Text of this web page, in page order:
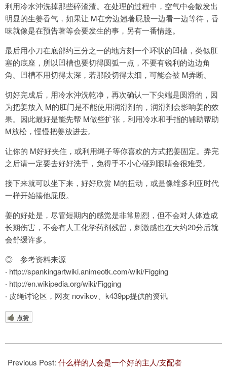
利用冷水沖洗掉那些碎渣渣。在处理的过程中，空气中会散发出
明显的生姜香气，如果让 M在旁边翘著屁股一边看一边等待，香
味就像是在预告著等会要发生的事，另有一番情趣。
最后用小刀在底部约三分之一的地方刻一个环状的凹槽，类似肛
塞的底座，所以凹槽也要切得圆弧一点，不要有锐利的边边角
角。凹槽不用切得太深，若那段切得太细，可能会被 M弄断。
切好完成后，用冷水沖洗乾净，再次确认一下尖端是圆滑的，因
为把姜放入 M的肛门是不能使用润滑剂的，润滑剂会影响姜的效
果。因此最好是能先帮 M做些扩张，利用冷水和手指的辅助帮助
M放松，慢慢把姜放进去。
让你的 M好好夹住，或利用绳子等你喜欢的方式把姜固定。弄完
之后请一定要去好好洗手，免得手不小心碰到眼睛会很难受。
接下来就可以坐下来，好好欣赏 M的扭动，或是像维多利亚时代
一样开始揍他屁股。
姜的好处是，尽管短期内的感觉是非常剧烈，但不会对人体造成
长期伤害，不会有人工化学药剂残留，刺激感也在大约20分后就
会舒缓许多。
◎ 参考资料来源
‧ http://spankingartwiki.animeotk.com/wiki/Figging
‧ http://en.wikipedia.org/wiki/Figging
‧ 皮绳讨论区，网友 novikov、k439pp提供的资讯
点赞
01-
Previous Post: 什么样的人会是一个好的主人/支配者